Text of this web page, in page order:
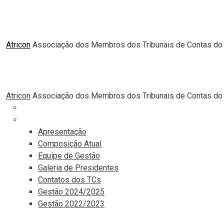
Atricon Associação dos Membros dos Tribunais de Contas
Atricon Associação dos Membros dos Tribunais de Contas
Apresentação
Composição Atual
Equipe de Gestão
Galeria de Presidentes
Contatos dos TCs
Gestão 2024/2025
Gestão 2022/2023